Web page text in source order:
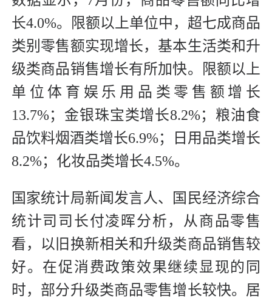
长4.0%。限额以上单位中，超七成商品
类别零售额实现增长，基本生活类和升
级类商品销售增长有所加快。限额以上
单位体育娱乐用品类零售额增长
13.7%；金银珠宝类增长8.2%；粮油食
品饮料烟酒类增长6.9%；日用品类增长
8.2%；化妆品类增长4.5%。
国家统计局新闻发言人、国民经济综合
统计司司长付凌晖分析，从商品零售
看，以旧换新相关和升级类商品销售较
好。在促消费政策效果继续显现的同
时，部分升级类商品零售增长较快。居